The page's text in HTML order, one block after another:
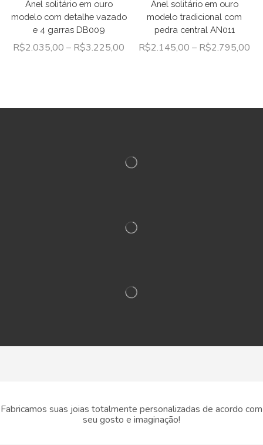
Anel solitário em ouro
modelo com detalhe vazado
e 4 garras DB009
R$2.035,00 – R$3.225,00
Anel solitário em ouro
modelo tradicional com
pedra central AN011
R$2.145,00 – R$2.795,00
Fabricamos suas joias totalmente personalizadas de acordo com
seu gosto e imaginação!